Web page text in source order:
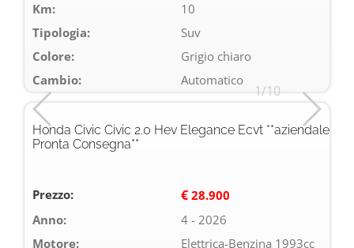
Km:
10
Tipologia:
Suv
Colore:
Grigio chiaro
Cambio:
Automatico
1/10
Honda Civic Civic 2.0 Hev Elegance Ecvt **aziendale
Pronta Consegna**
Prezzo: € 28.900
Anno:
4 - 2026
Motore:
Elettrica-Benzina 1993cc